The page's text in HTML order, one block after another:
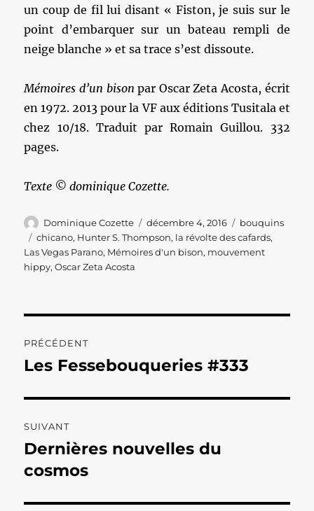
un coup de fil lui disant « Fiston, je suis sur le
point d’embarquer sur un bateau rempli de
neige blanche » et sa trace s’est dissoute.
Mémoires d’un bison par Oscar Zeta Acosta, écrit
en 1972. 2013 pour la VF aux éditions Tusitala et
chez 10/18. Traduit par Romain Guillou. 332
pages.
Texte © dominique Cozette.
Auteur
Dominique Cozette
Publié
le
décembre 4, 2016 Catégories
bouquins
Étiquettes
chicano, Hunter S. Thompson, la révolte des cafards,
Las Vegas Parano, Mémoires d'un bison, mouvement
hippy,Oscar Zeta Acosta
de
PRÉCÉDENT
Publication
Les Fessebouqueries #333
SUIVANT
Publication
suivante :
Dernières nouvelles du
cosmos